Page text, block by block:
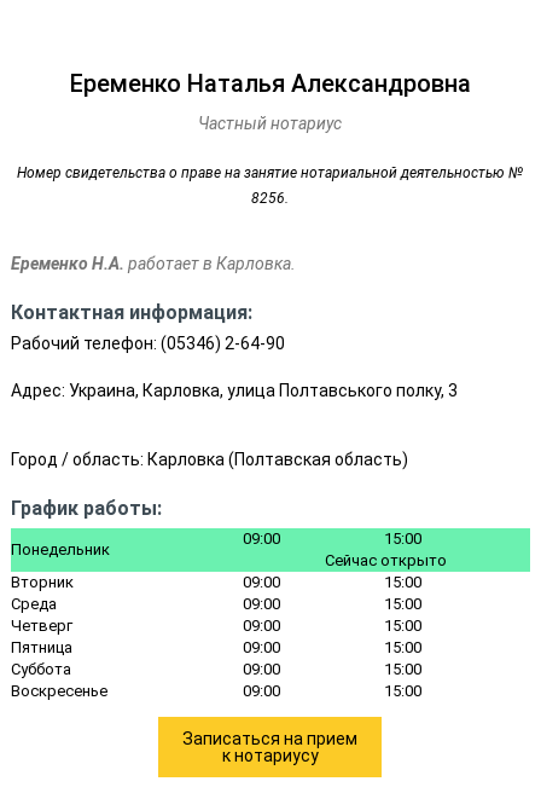
Еременко Наталья Александровна
Частный нотариус
Номер свидетельства о праве на занятие нотариальной деятельностью №
8256.
Еременко Н.А. работает в Карловка.
Контактная информация:
Рабочий телефон: (05346) 2-64-90
Адрес: Украина, Карловка, улица Полтавського полку, 3
Город / область: Карловка (Полтавская область)
График работы:
Понедельник
09:00
15:00
Сейчас открыто
Вторник
09:00
15:00
Среда
09:00
15:00
Четверг
09:00
15:00
Пятница
09:00
15:00
Суббота
09:00
15:00
Воскресенье
09:00 15:00
Записаться на прием
к нотариусу